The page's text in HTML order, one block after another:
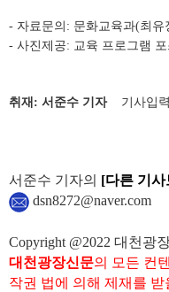
- 자료문의 : 문화교육과(최유
- 사진제공: 교육 프로그램 포
취재: 서준수 기자기사입력
서준수 기자의 [다른 기사
dsn8272@naver.com
Copyright @2022 대천광
대천광장신문의 모든 컨
작권 법에 의해 제재를 받